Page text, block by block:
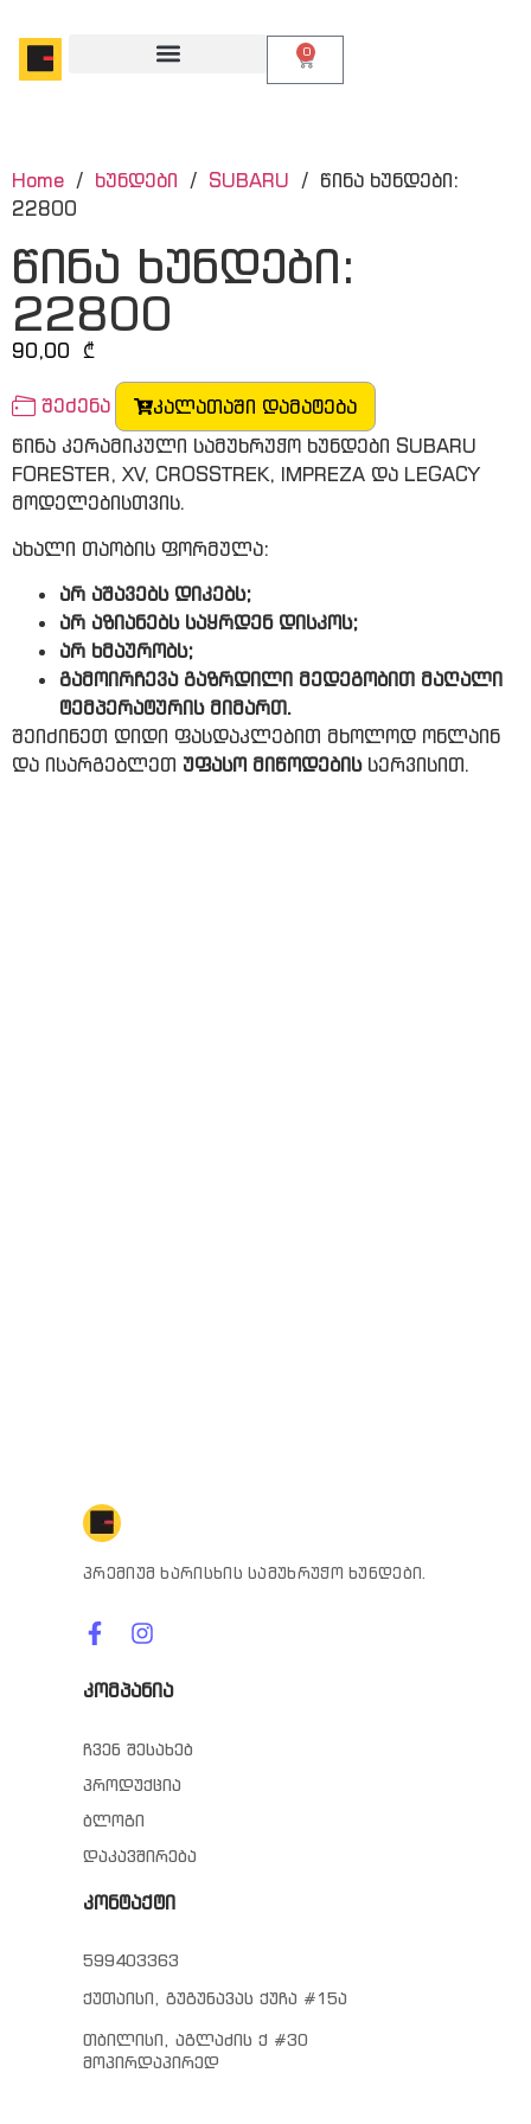
0
Home / ხუნდები / SUBARU / წინა ხუნდები:
22800
წინა ხუნდები:
22800
90,00 ₾
შეძენა
კალათაში დამატება
წინა კერამიკული სამუხრუჭო ხუნდები SUBARU
FORESTER, XV, CROSSTREK, IMPREZA და LEGACY
მოდელებისთვის.
ახალი თაობის ფორმულა:
არ აშავებს დიკებს;
არ აზიანებს საყრდენ დისკოს;
არ ხმაურობს;
გამოირჩევა გაზრდილი მედეგობით მაღალი
ტემპერატურის მიმართ.
შეიძინეთ დიდი ფასდაკლებით მხოლოდ ონლაინ
და ისარგებლეთ უფასო მიწოდებისსერვისით.
პრემიუმ ხარისხის სამუხრუჭო ხუნდები.
კომპანია
ჩვენ შესახებ
პროდუქცია
ბლოგი
დაკავშირება
კონტაქტი
599403363
ქუთაისი, გუგუნავას ქუჩა #15ა
თბილისი, აგლაძის ქ #30
მოპირდაპირედ